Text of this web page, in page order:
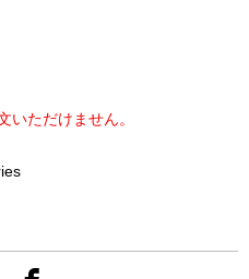
いただけません。